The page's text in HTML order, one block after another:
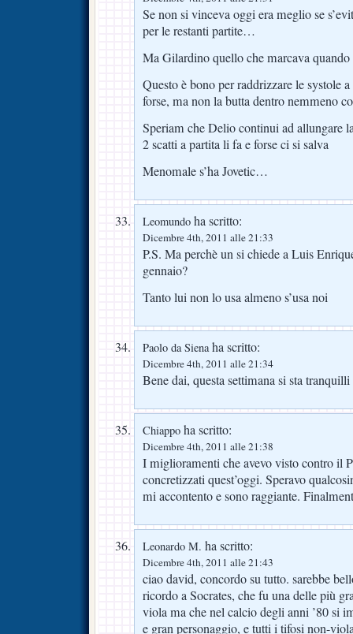
Se non si vinceva oggi era meglio se
per le restanti partite…
Ma Gilardino quello che marcava
Questo è bono per raddrizzare le systole
forse, ma non la butta dentro nemmeno
Speriam che Delio continui ad allungare
2 scatti a partita li fa e forse ci si salva
Menomale s’ha Jovetic…
Leomundo ha scritto:
Dicembre 4th, 2011 alle 21:33
P.S. Ma perchè un si chiede a Luis
gennaio?
Tanto lui non lo usa almeno s’usa noi
Paolo da Sienaha scritto:
Dicembre 4th, 2011 alle 21:34
Bene dai, questa settimana si sta
Chiappo ha scritto:
Dicembre 4th, 2011 alle 21:38
I miglioramenti che avevo visto contro il
concretizzati quest’oggi. Speravo
mi accontento e sono raggiante.
Leonardo M. ha scritto:
Dicembre 4th, 2011 alle 21:43
ciao david, concordo su tutto. sarebbe
ricordo a Socrates, che fu una delle più
viola ma che nel calcio degli anni ’80 si
e gran personaggio, e tutti i tifosi non-